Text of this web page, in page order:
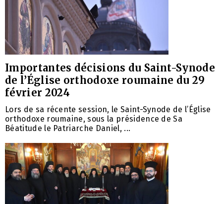
Importantes décisions du Saint-Synode
de l’Église orthodoxe roumaine du 29
février 2024
Lors de sa récente session, le Saint-Synode de l’Église
orthodoxe roumaine, sous la présidence de Sa
Béatitude le Patriarche Daniel, ...